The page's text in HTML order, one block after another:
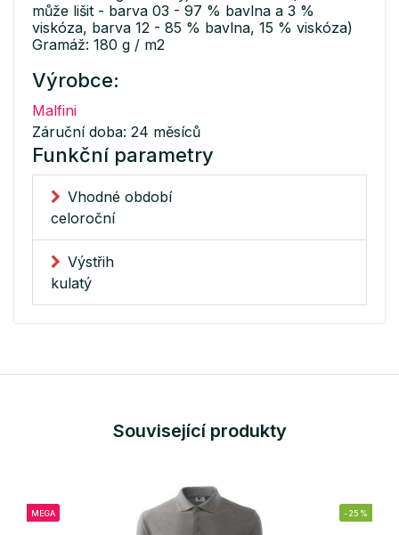
může lišit - barva 03 - 97 % bavlna a 3 %
viskóza, barva 12 - 85 % bavlna, 15 % viskóza)
Gramáž: 180 g / m2
Výrobce:
Malfini
Záruční doba: 24 měsíců
Funkční parametry
Vhodné období
celoroční
Výstřih
kulatý
Související produkty
MEGA -25%